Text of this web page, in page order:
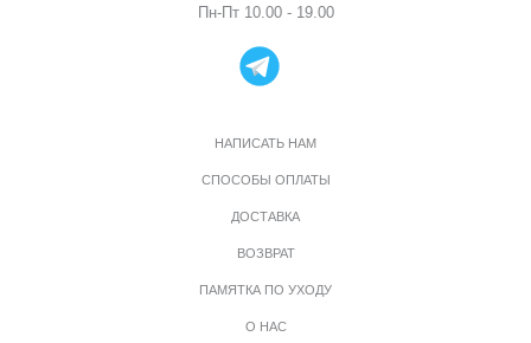
Пн-Пт 10.00 - 19.00
НАПИСАТЬ НАМ
СПОСОБЫ ОПЛАТЫ
ДОСТАВКА
ВОЗВРАТ
ПАМЯТКА ПО УХОДУ
О НАС